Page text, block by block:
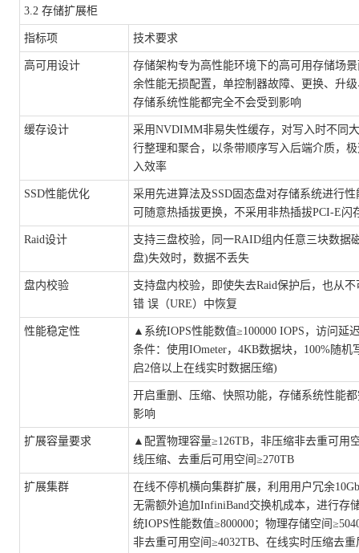
3.2 存储扩展柜
指标项 技术要求
高可用设计
存储架构专为高性能环境下的高可用存储场
余性能无损配置，单控制器故障、更换、升
存储系统性能都完全不会受到影响
缓存设计 采用NVDIMM非易失性缓存，对写入时不同
行整理和聚合，以条带顺序写入后端介质，
入效率
SSD性能优化 采用先进算法及SSD固态盘对存储系统进行性
可随意热插拔更换，不采用非热插拔PCI-E闪
Raid设计 支持三盘校验，同一RAID组内任意三块数据
盘)失效时，数据不丢失
盘内校验 支持盘内校验，即使失去Raid保护后，也从
错 误（URE）中恢复
性能稳定性 ▲ 系统IOPS性能数值≥100000 IOPS，访问延
条件：使用IOmeter，4KB数据块，100%随机
启2倍以上在线实时数据压缩)
开启重删、压缩、快照功能，存储系统性能
影响
扩展容量要求 ▲ 配置物理容量≥126TB，非压缩非去重可用
线压缩、去重后可用空间≥270TB
扩展集群 在线不停机横向集群扩展，利用用户冗余
无需额外追加InfiniBand交换机成本，进行存
统IOPS性能数值≥800000；物理存储空间
非去重可用空间≥4032TB、在线实时压缩去重